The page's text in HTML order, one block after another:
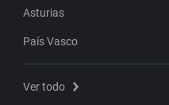
Asturias
País Vasco
Ver todo